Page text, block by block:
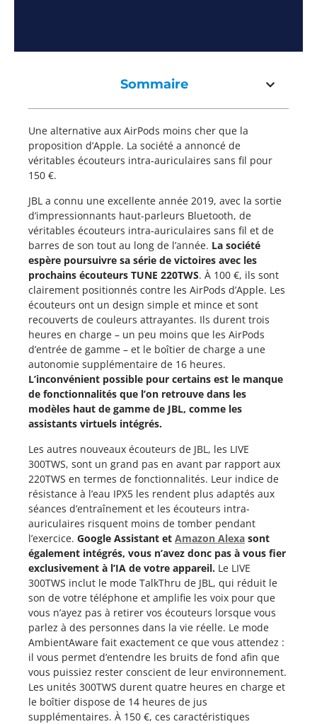
Sommaire
Une alternative aux AirPods moins cher que la
proposition d’Apple. La société a annoncé de
véritables écouteurs intra-auriculaires sans fil pour
150 €.
JBL a connu une excellente année 2019, avec la sortie
d’impressionnants haut-parleurs Bluetooth, de
véritables écouteurs intra-auriculaires sans fil et de
barres de son tout au long de l’année. La société
espère poursuivre sa série de victoires avec les
prochains écouteurs TUNE 220TWS. À 100 €, ils sont
clairement positionnés contre les AirPods d’Apple. Les
écouteurs ont un design simple et mince et sont
recouverts de couleurs attrayantes. Ils durent trois
heures en charge – un peu moins que les AirPods
d’entrée de gamme – et le boîtier de charge a une
autonomie supplémentaire de 16 heures.
L’inconvénient possible pour certains est le manque
de fonctionnalités que l’on retrouve dans les
modèles haut de gamme de JBL, comme les
assistants virtuels intégrés.
Les autres nouveaux écouteurs de JBL, les LIVE
300TWS, sont un grand pas en avant par rapport aux
220TWS en termes de fonctionnalités. Leur indice de
résistance à l’eau IPX5 les rendent plus adaptés aux
séances d’entraînement et les écouteurs intra-
auriculaires risquent moins de tomber pendant
l’exercice. Google Assistant et Amazon Alexa sont
également intégrés, vous n’avez donc pas à vous fier
exclusivement à l’IA de votre appareil. Le LIVE
300TWS inclut le mode TalkThru de JBL, qui réduit le
son de votre téléphone et amplifie les voix pour que
vous n’ayez pas à retirer vos écouteurs lorsque vous
parlez à des personnes dans la vie réelle. Le mode
AmbientAware fait exactement ce que vous attendez :
il vous permet d’entendre les bruits de fond afin que
vous puissiez rester conscient de leur environnement.
Les unités 300TWS durent quatre heures en charge et
le boîtier dispose de 14 heures de jus
supplémentaires. À 150 €, ces caractéristiques